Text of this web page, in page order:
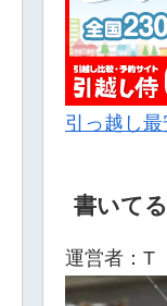
引っ越し
書いて
運営者：T